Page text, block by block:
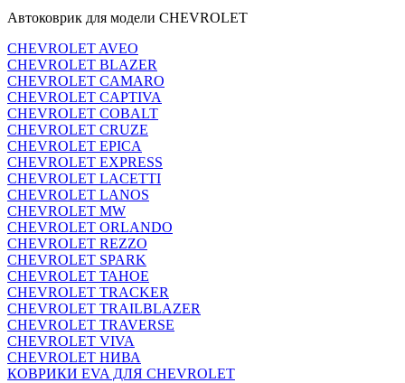
Автоковрик для модели CHEVROLET
CHEVROLET AVEO
CHEVROLET BLAZER
CHEVROLET CAMARO
CHEVROLET CAPTIVA
CHEVROLET COBALT
CHEVROLET CRUZE
CHEVROLET EPICA
CHEVROLET EXPRESS
CHEVROLET LACETTI
CHEVROLET LANOS
CHEVROLET MW
CHEVROLET ORLANDO
CHEVROLET REZZO
CHEVROLET SPARK
CHEVROLET TAHOE
CHEVROLET TRACKER
CHEVROLET TRAILBLAZER
CHEVROLET TRAVERSE
CHEVROLET VIVA
CHEVROLET НИВА
КОВРИКИ EVA ДЛЯ CHEVROLET